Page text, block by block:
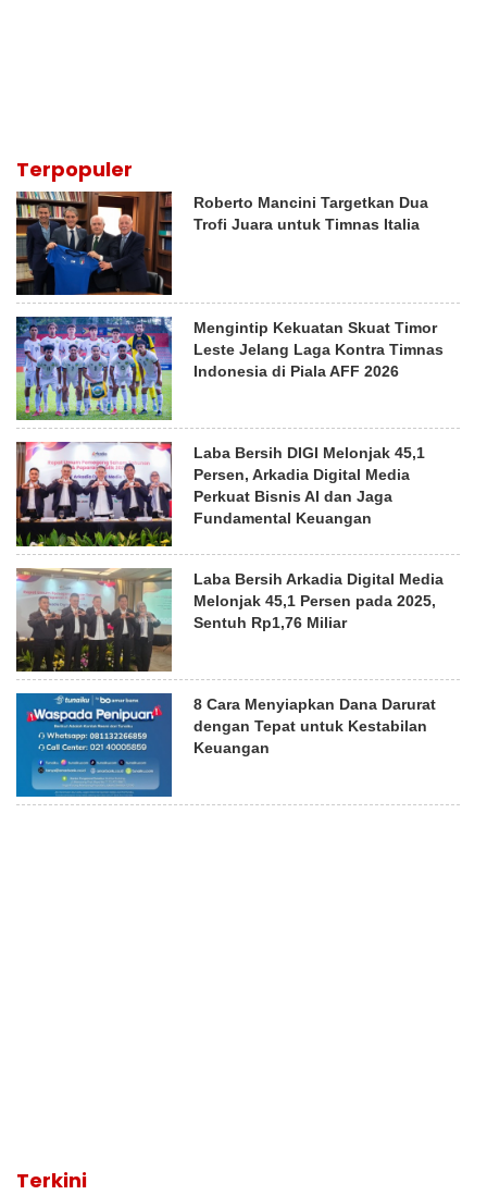
Terpopuler
Roberto Mancini Targetkan Dua
Trofi Juara untuk Timnas Italia
Mengintip Kekuatan Skuat Timor
Leste Jelang Laga Kontra Timnas
Indonesia di Piala AFF 2026
Laba Bersih DIGI Melonjak 45,1
Persen, Arkadia Digital Media
Perkuat Bisnis AI dan Jaga
Fundamental Keuangan
Laba Bersih Arkadia Digital Media
Melonjak 45,1 Persen pada 2025,
Sentuh Rp1,76 Miliar
8 Cara Menyiapkan Dana Darurat
dengan Tepat untuk Kestabilan
Keuangan
Terkini